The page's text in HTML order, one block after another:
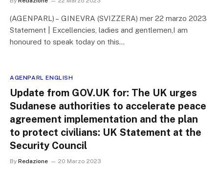
(AGENPARL) – GINEVRA (SVIZZERA) mer 22 marzo 2023
Statement | Excellencies, ladies and gentlemen,I am
honoured to speak today on this…
AGENPARL ENGLISH
Update from GOV.UK for: The UK urges
Sudanese authorities to accelerate peace
agreement implementation and the plan
to protect civilians: UK Statement at the
Security Council
By Redazione 20 Marzo 2023